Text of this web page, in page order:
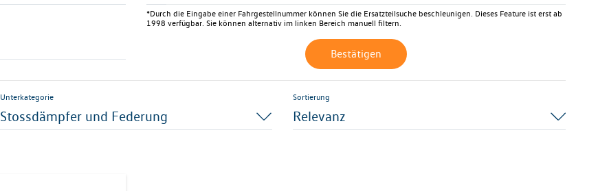
*Durch die Eingabe einer Fahrgestellnummer können Sie die Ersatzteilsuche beschleunigen. Dieses Feature ist erst ab
1998 verfügbar. Sie können alternativ im linken Bereich manuell filtern.
Bestätigen
Unterkategorie
Stossdämpfer und Federung
Sortierung
Relevanz